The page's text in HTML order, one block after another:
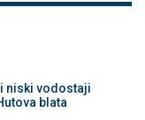
niski vodostaji
blata